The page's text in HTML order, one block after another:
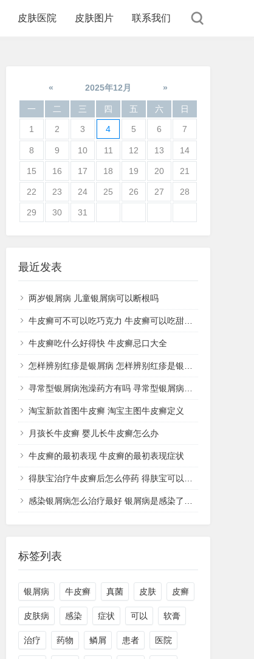
皮肤医院 皮肤图片 联系我们
« 2025年12月 »
一 二 三 四 五 六 日
1 2 3 4 5 6 7
8 9 10 11 12 13 14
15 16 17 18 19 20 21
22 23 24 25 26 27 28
29 30 31
最近发表
两岁银屑病 儿童银屑病可以断根吗
牛皮癣可不可以吃巧克力 牛皮癣可以吃甜品吗
牛皮癣吃什么好得快 牛皮癣忌口大全
怎样辨别红疹是银屑病 怎样辨别红疹是银屑病还是湿疹
寻常型银屑病泡澡药方有吗 寻常型银屑病用什么药洗
淘宝新款首图牛皮癣 淘宝主图牛皮癣定义
月孩长牛皮癣 婴儿长牛皮癣怎么办
牛皮癣的最初表现 牛皮癣的最初表现症状
得肤宝治疗牛皮癣后怎么停药 得肤宝可以治疗湿疹吗
感染银屑病怎么治疗最好 银屑病是感染了什么病菌
标签列表
银屑病 牛皮癣 真菌 皮肤 皮癣
皮肤病 感染 症状 可以 软膏
治疗 药物 鳞屑 患者 医院